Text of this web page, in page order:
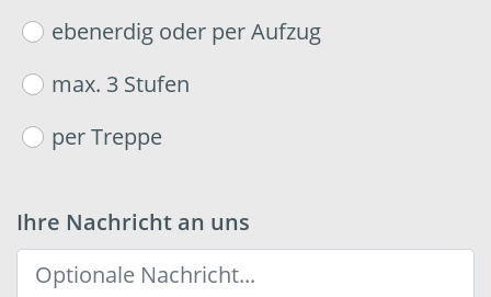
ebenerdig oder per Aufzug
max. 3 Stufen
per Treppe
Ihre Nachricht an uns